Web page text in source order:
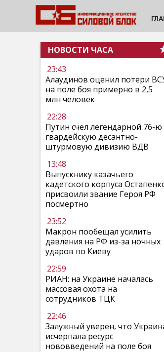
НОВОСТИ ЧАСА
23:43
Алаудинов оценил потери
на поле боя примерно в 2,5
млн человек
22:28
Путин счел легендарной 76-ю
гвардейскую десантно-
штурмовую дивизию ВДВ
13:48
Выпускнику казачьего
кадетского корпуса
присвоили звание Героя РФ
посмертно
23:52
Макрон пообещал усилить
давления на РФ из-за ночных
ударов по Киеву
22:59
РИАН: на Украине началась
массовая охота на
сотрудников ТЦК
22:46
Залужный уверен, что
исчерпала ресурс
нововведений на поле боя